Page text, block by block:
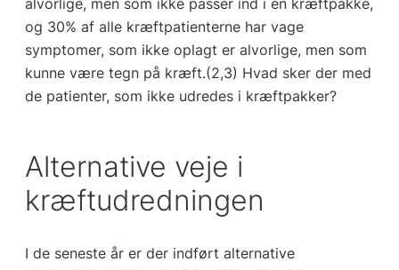
og 30% af alle kræftpatienterne har vage
symptomer, som ikke oplagt er alvorlige, men som
kunne være tegn på kræft.(2,3) Hvad sker der med
de patienter, som ikke udredes i kræftpakker?
Alternative veje i
kræftudredningen
I de seneste år er der indført alternative